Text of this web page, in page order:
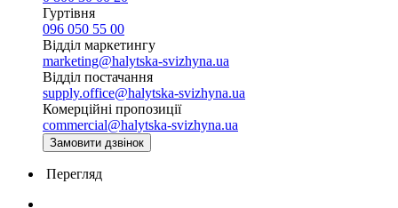
Гуртівня
096 050 55 00
Відділ маркетингу
marketing@halytska-svizhyna.ua
Відділ постачання
supply.office@halytska-svizhyna.ua
Комерційні пропозиції
commercial@halytska-svizhyna.ua
Замовити дзвінок
Перегляд